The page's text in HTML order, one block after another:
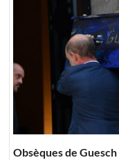
Obsèques de